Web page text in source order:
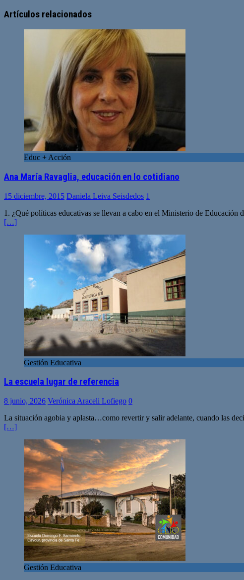
web
Artículos relacionados
Educ + Acción
Ana María Ravaglia, educación en lo cotidiano
15 diciembre, 2015 Daniela Leiva Seisdedos 1
1. ¿Qué políticas educativas se llevan a cabo en el Ministerio de
[…]
Gestión Educativa
La escuela lugar de referencia
8 junio, 2026 Verónica Araceli Lofiego 0
La situación agobia y aplasta…como revertir y salir adelante, cuando las
[…]
Gestión Educativa